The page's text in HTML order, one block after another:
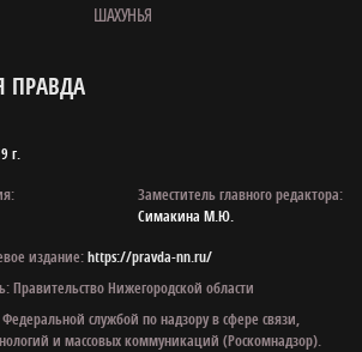
ШАХУНЬЯ
ПРАВДА
г.
Заместитель главного редактора:
Симакина М.Ю.
издание:https://pravda-nn.ru/
Правительство Нижегородской области
службой по надзору в сфере связи,
и массовых коммуникаций (Роскомнадзор).